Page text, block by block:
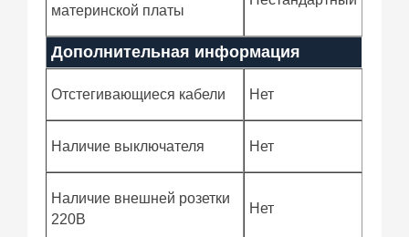
материнской платы
Дополнительная информация
Отстегивающиеся кабели Нет
Наличие выключателя Нет
Наличие внешней розетки
220В
Нет